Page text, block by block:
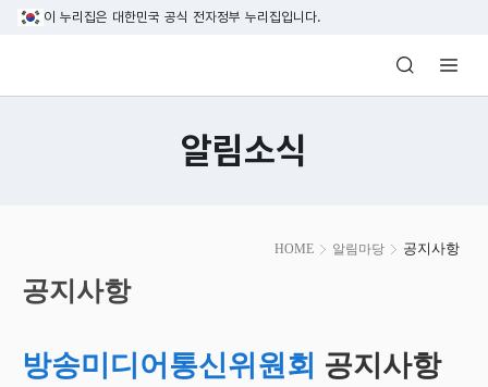
본문 바로가기
이 누리집은 대한민국 공식 전자정부 누리집입니다.
방송미디어통신위원회 Korea Media
알림소식
HOME 알림마당 공지사항
시
작
공지사항
방송미디어통신위원회 공지사항